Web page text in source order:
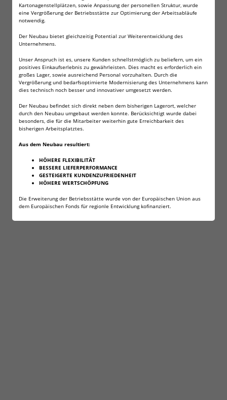
Kartonagenstellplätzen, sowie Anpassung der personellen Struktur, wurde
eine Vergrößerung der Betriebsstätte zur Optimierung der Arbeitsabläufe
notwendig.
Der Neubau bietet gleichzeitig Potential zur Weiterentwicklung des
Unternehmens.
Unser Anspruch ist es, unsere Kunden schnellstmöglich zu beliefern, um ein
positives Einkaufserlebnis zu gewährleisten. Dies macht es erforderlich ein
großes Lager, sowie ausreichend Personal vorzuhalten. Durch die
Vergrößerung und bedarfsoptimierte Modernisierung des Unternehmens kann
dies technisch noch besser und innovativer umgesetzt werden.
Der Neubau befindet sich direkt neben dem bisherigen Lagerort, welcher
durch den Neubau umgebaut werden konnte. Berücksichtigt wurde dabei
besonders, die für die Mitarbeiter weiterhin gute Erreichbarkeit des
bisherigen Arbeitsplatztes.
Aus dem Neubau resultiert:
HÖHERE FLEXIBILITÄT
BESSERE LIEFERPERFORMANCE
GESTEIGERTE KUNDENZUFRIEDENHEIT
HÖHERE WERTSCHÖPFUNG
Die Erweiterung der Betriebsstätte wurde von der Europäischen Union aus
dem Europäischen Fonds für regionle Entwicklung kofinanziert.